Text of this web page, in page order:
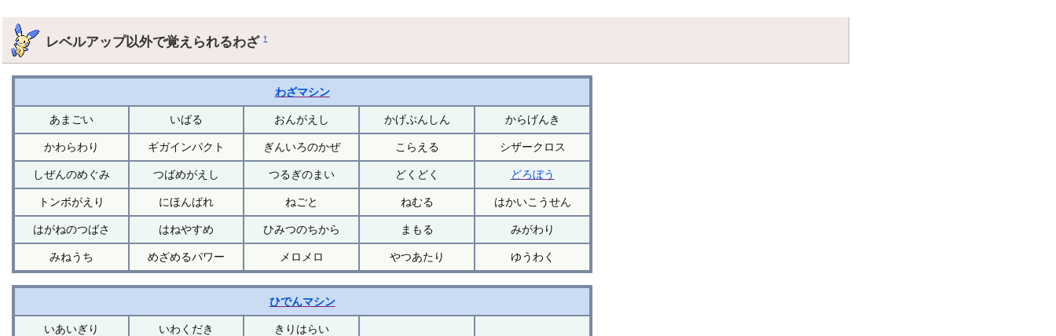
レベルアップ以外で覚えられるわざ†
わざマシン
あまごい いばる おんがえし かげぶんしん からげんき
かわらわり ギガインパクト ぎんいろのかぜ こらえる シザークロス
しぜんのめぐみ つばめがえし つるぎのまい どくどく どろぼう
トンボがえり にほんばれ ねごと ねむる はかいこうせん
はがねのつばさ はねやすめ ひみつのちから まもる みがわり
みねうち めざめるパワー メロメロ やつあたり ゆうわく
ひでんマシン
いあいぎり いわくだき きりはらい